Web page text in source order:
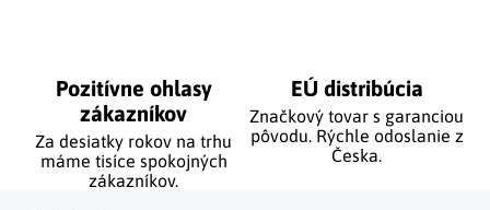
Pozitívne ohlasy
zákazníkov
Za desiatky rokov na trhu
máme tisíce spokojných
zákazníkov.
EÚ distribúcia
Značkový tovar s garanciou
pôvodu. Rýchle odoslanie z
Česka.